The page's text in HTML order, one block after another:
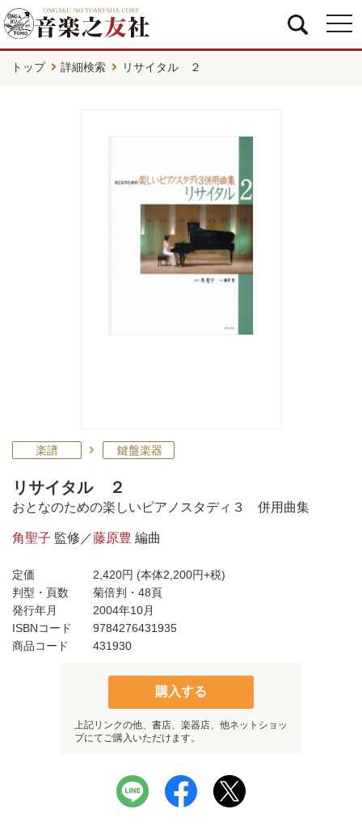
トップ 詳細検索 リサイタル ２
楽譜 鍵盤楽器
リサイタル ２
おとなのための楽しいピアノスタディ３ 併用曲集
角聖子 監修／藤原豊 編曲
定価 2,420円 (本体2,200円+税)
判型・頁数
菊倍判・48頁
発行年月
2004年10月
ISBNコード
9784276431935
商品コード
431930
購入する
上記リンクの他、書店、楽器店、他ネットショッ
プにてご購入いただけます。